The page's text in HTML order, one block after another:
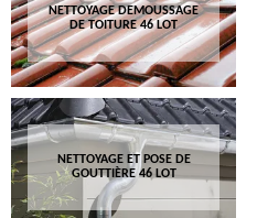
NETTOYAGE DEMOUSSAGE
DE TOITURE 46 LOT
NETTOYAGE ET POSE DE
GOUTTIÈRE 46 LOT